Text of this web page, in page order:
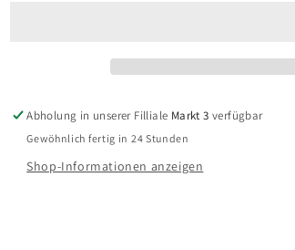
Abholung in unserer Filliale Markt 3 verfügbar
Gewöhnlich fertig in 24 Stunden
Shop-Informationen anzeigen